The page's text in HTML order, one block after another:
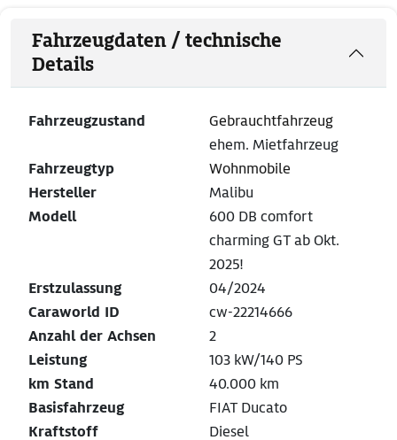
Fahrzeugdaten / technische
Details
Fahrzeugzustand
Gebrauchtfahrzeug
ehem. Mietfahrzeug
Fahrzeugtyp
Wohnmobile
Hersteller
Malibu
Modell
600 DB comfort
charming GT ab Okt.
2025!
Erstzulassung
04/2024
Caraworld ID
cw-22214666
Anzahl der Achsen
2
Leistung
103 kW/140 PS
km Stand
40.000 km
Basisfahrzeug
FIAT Ducato
Kraftstoff
Diesel